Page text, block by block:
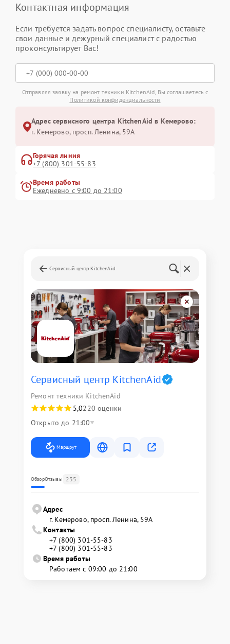
Контактная информация
Если требуется задать вопрос специалисту, оставьте
свои данные и дежурный специалист с радостью
проконсультирует Вас!
Отправляя заявку на ремонт техники KitchenAid, Вы соглашаетесь с
Политикой конфиденциальности
Адрес сервисного центра KitchenAid в Кемерово:
г. Кемерово, просп. Ленина, 59А
Горячая линия
+7 (800) 301-55-83
Время работы
Ежедневно с 9:00 до 21:00
Сервисный центр KitchenAid
Сервисный центр KitchenAid
Ремонт техники KitchenAid
5,0220 оценки
Открыто до 21:00
Маршрут
ОбзорОтзывы 235
Адрес
г. Кемерово, просп. Ленина, 59А
Контакты
+7 (800) 301-55-83
+7 (800) 301-55-83
Время работы
Работаем с 09:00 до 21:00